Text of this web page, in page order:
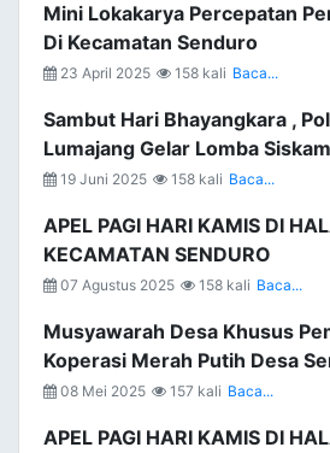
Mini Lokakarya Percepatan
Di Kecamatan Senduro
23 April 2025 158 kali Baca...
Sambut Hari Bhayangkara ,
Lumajang Gelar Lomba
19 Juni 2025 158 kali Baca...
APEL PAGI HARI KAMIS DI
KECAMATAN SENDURO
07 Agustus 2025 158 kali Baca...
Musyawarah Desa Khusus
Koperasi Merah Putih Desa
08 Mei 2025 157 kali Baca...
APEL PAGI HARI KAMIS DI